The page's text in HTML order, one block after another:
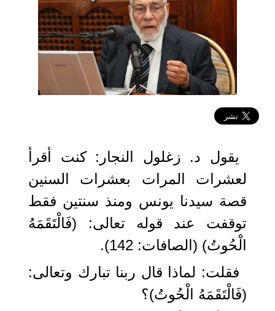
يقول د. زغلول النجار: كنت أقرأ
لعشرات المرات بعشرات السنين
قصة سيدنا يونس ومنذ سنتين فقط
توقفت عند قوله تعالى: (فَالْتَقَمَهُ
الْحُوتُ) (الصافات: 142).
فقلت: لماذا قال ربنا تبارك وتعالى:
(فَالْتَقَمَهُ الْحُوتُ)؟